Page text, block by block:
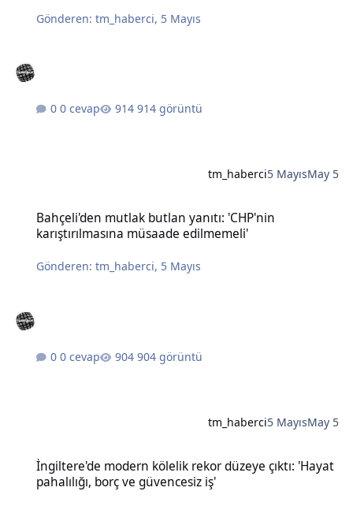
Gönderen:tm_haberci, 5 Mayıs
0 cevap 914 görüntü
tm_haberci5 MayısMay 5
Bahçeli'den mutlak butlan yanıtı: 'CHP'nin
karıştırılmasına müsaade edilmemeli'
Gönderen:tm_haberci, 5 Mayıs
0 cevap 904 görüntü
tm_haberci5 MayısMay 5
İngiltere'de modern kölelik rekor düzeye çıktı: 'Hayat
pahalılığı, borç ve güvencesiz iş'